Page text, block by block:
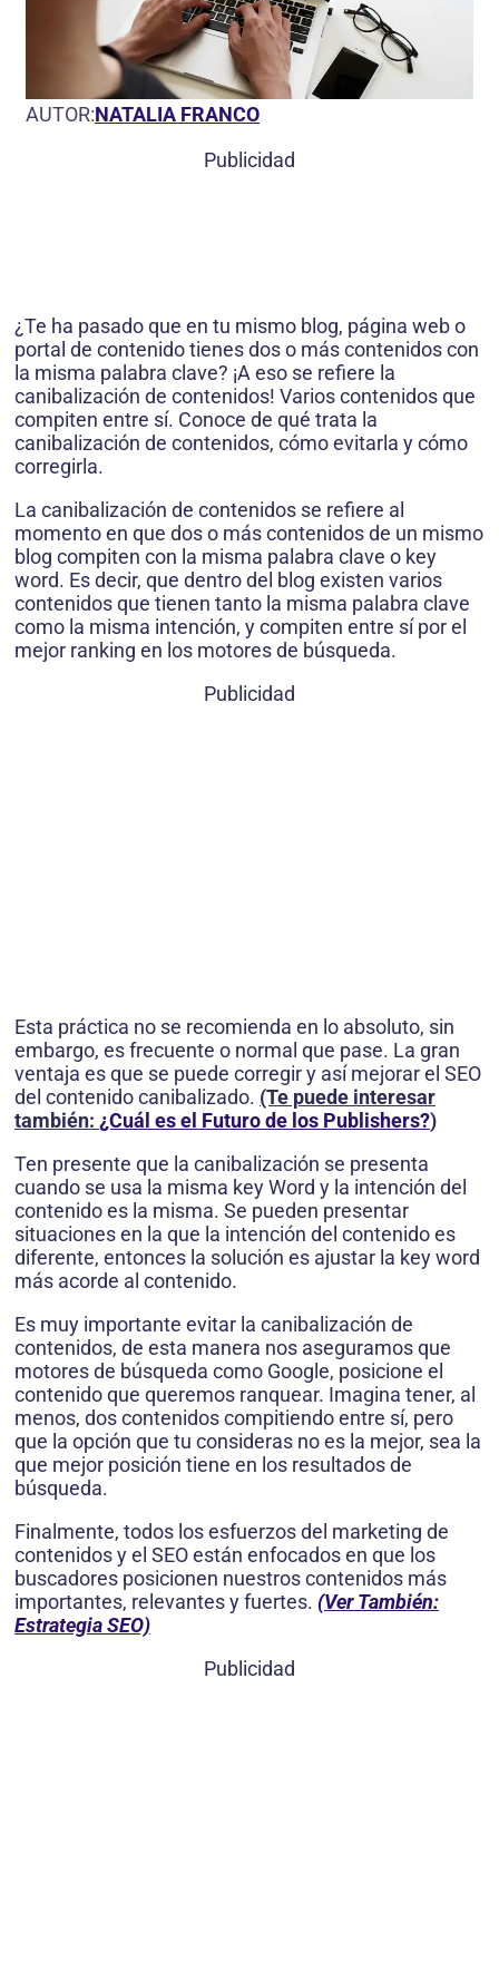
AUTOR:NATALIA FRANCO
Publicidad
¿Te ha pasado que en tu mismo blog, página web o
portal de contenido tienes dos o más contenidos con
la misma palabra clave? ¡A eso se refiere la
canibalización de contenidos! Varios contenidos que
compiten entre sí. Conoce de qué trata la
canibalización de contenidos, cómo evitarla y cómo
corregirla.
La canibalización de contenidos se refiere al
momento en que dos o más contenidos de un mismo
blog compiten con la misma palabra clave o key
word. Es decir, que dentro del blog existen varios
contenidos que tienen tanto la misma palabra clave
como la misma intención, y compiten entre sí por el
mejor ranking en los motores de búsqueda.
Publicidad
Esta práctica no se recomienda en lo absoluto, sin
embargo, es frecuente o normal que pase. La gran
ventaja es que se puede corregir y así mejorar el SEO
del contenido canibalizado. (Te puede interesar
también: ¿Cuál es el Futuro de los Publishers?)
Ten presente que la canibalización se presenta
cuando se usa la misma key Word y la intención del
contenido es la misma. Se pueden presentar
situaciones en la que la intención del contenido es
diferente, entonces la solución es ajustar la key word
más acorde al contenido.
Es muy importante evitar la canibalización de
contenidos, de esta manera nos aseguramos que
motores de búsqueda como Google, posicione el
contenido que queremos ranquear. Imagina tener, al
menos, dos contenidos compitiendo entre sí, pero
que la opción que tu consideras no es la mejor, sea la
que mejor posición tiene en los resultados de
búsqueda.
Finalmente, todos los esfuerzos del marketing de
contenidos y el SEO están enfocados en que los
buscadores posicionen nuestros contenidos más
importantes, relevantes y fuertes. (Ver También:
Estrategia SEO)
Publicidad